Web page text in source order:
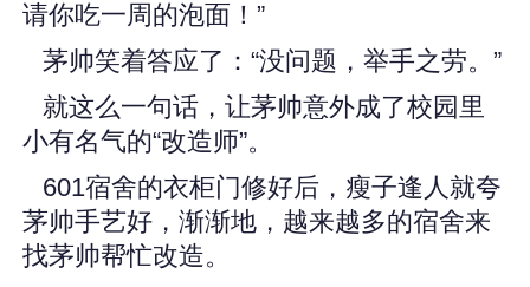
请你吃一周的泡面！”
茅帅笑着答应了：“没问题，举手之劳。”
就这么一句话，让茅帅意外成了校园里
小有名气的“改造师”。
601宿舍的衣柜门修好后，瘦子逢人就夸
茅帅手艺好，渐渐地，越来越多的宿舍来
找茅帅帮忙改造。